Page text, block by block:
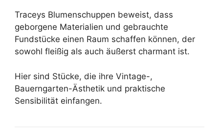
Traceys Blumenschuppen beweist, dass
geborgene Materialien und gebrauchte
Fundstücke einen Raum schaffen können, der
sowohl fleißig als auch äußerst charmant ist.
Hier sind Stücke, die ihre Vintage-,
Bauerngarten-Ästhetik und praktische
Sensibilität einfangen.